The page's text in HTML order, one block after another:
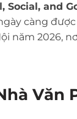
Social, and
càng
năm 2026,